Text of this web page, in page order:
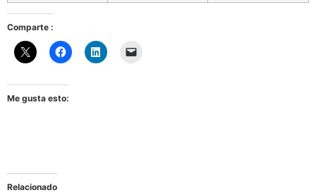
Comparte :
Me gusta esto:
Relacionado